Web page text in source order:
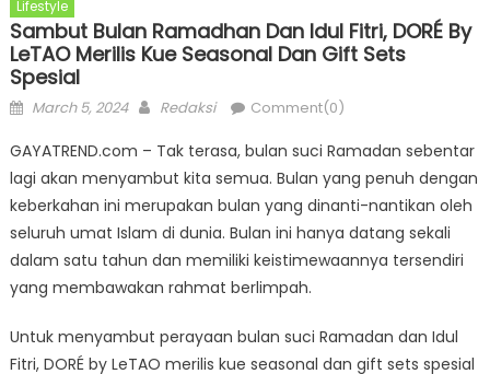
Lifestyle
Sambut Bulan Ramadhan Dan Idul Fitri, DORÉ By
LeTAO Merilis Kue Seasonal Dan Gift Sets
Spesial
Posted
March 5, 2024 Author
Redaksi Comment(0)
GAYATREND.com – Tak terasa, bulan suci Ramadan sebentar
lagi akan menyambut kita semua. Bulan yang penuh dengan
keberkahan ini merupakan bulan yang dinanti-nantikan oleh
seluruh umat Islam di dunia. Bulan ini hanya datang sekali
dalam satu tahun dan memiliki keistimewaannya tersendiri
yang membawakan rahmat berlimpah.
Untuk menyambut perayaan bulan suci Ramadan dan Idul
Fitri, DORÉ by LeTAO merilis kue seasonal dan gift sets spesial